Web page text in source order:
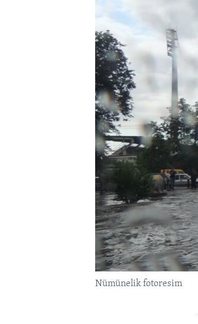
Nümünelik fotoresim